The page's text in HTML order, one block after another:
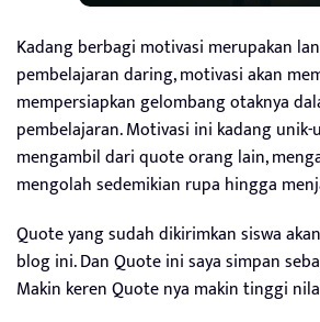
Kadang berbagi motivasi merupakan
pembelajaran daring, motivasi akan
mempersiapkan gelombang otaknya
pembelajaran. Motivasi ini kadang unik-
mengambil dari quote orang lain,
mengolah sedemikian rupa hingga
Quote yang sudah dikirimkan siswa
blog ini. Dan Quote ini saya simpan
Makin keren Quote nya makin tinggi